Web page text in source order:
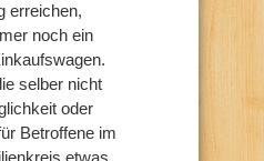
erreichen,
noch ein
selber nicht
oder
Betroffene im
etwas